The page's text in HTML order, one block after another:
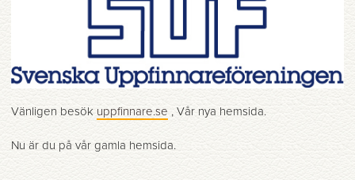
Vänligen besök uppfinnare.se , Vår nya hemsida.
Nu är du på vår gamla hemsida.